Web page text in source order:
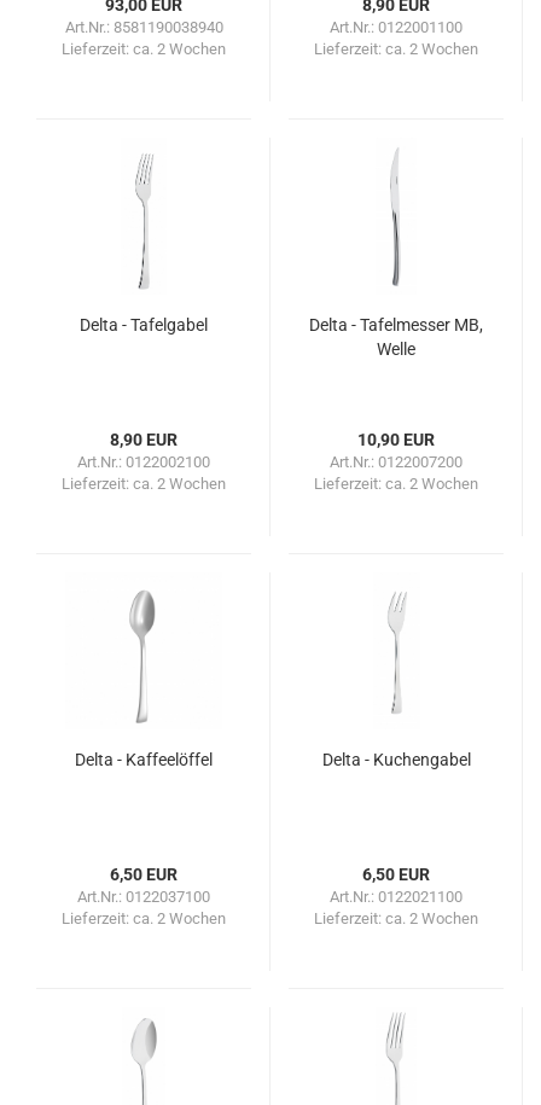
93,00 EUR
Art.Nr.: 8581190038940
Lieferzeit: ca. 2 Wochen
8,90 EUR
Art.Nr.: 0122001100
Lieferzeit: ca. 2 Wochen
Delta - Tafelgabel
8,90 EUR
Art.Nr.: 0122002100
Lieferzeit: ca. 2 Wochen
Delta - Tafelmesser MB,
Welle
10,90 EUR
Art.Nr.: 0122007200
Lieferzeit: ca. 2 Wochen
Delta - Kaffeelöffel
6,50 EUR
Art.Nr.: 0122037100
Lieferzeit: ca. 2 Wochen
Delta - Kuchengabel
6,50 EUR
Art.Nr.: 0122021100
Lieferzeit: ca. 2 Wochen